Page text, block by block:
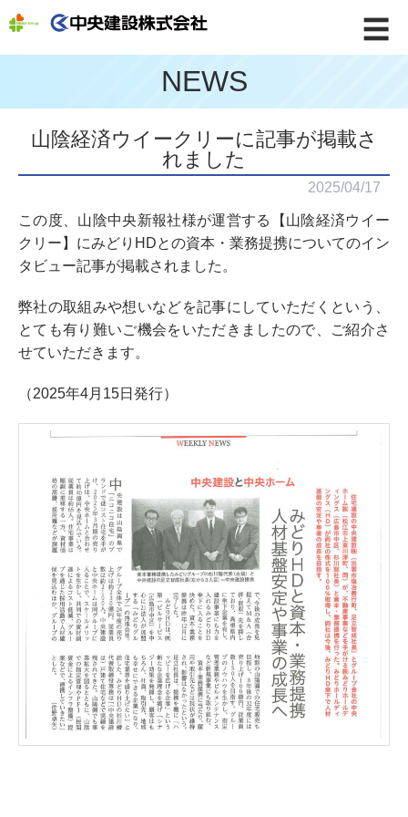
☰
NEWS
山陰経済ウイークリーに記事が掲載さ
れました
2025/04/17
この度、山陰中央新報社様が運営する【山陰経済ウイー
クリー】にみどりHDとの資本・業務提携についてのイン
タビュー記事が掲載されました。
弊社の取組みや想いなどを記事にしていただくという、
とても有り難いご機会をいただきましたので、ご紹介さ
せていただきます。
（2025年4月15日発行）